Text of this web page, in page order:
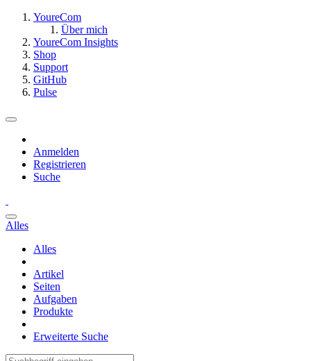
YoureCom
Über mich
YoureCom Insights
Shop
Support
GitHub
Pulse
Anmelden
Registrieren
Suche
Alles
Alles
Artikel
Seiten
Aufgaben
Produkte
Erweiterte Suche